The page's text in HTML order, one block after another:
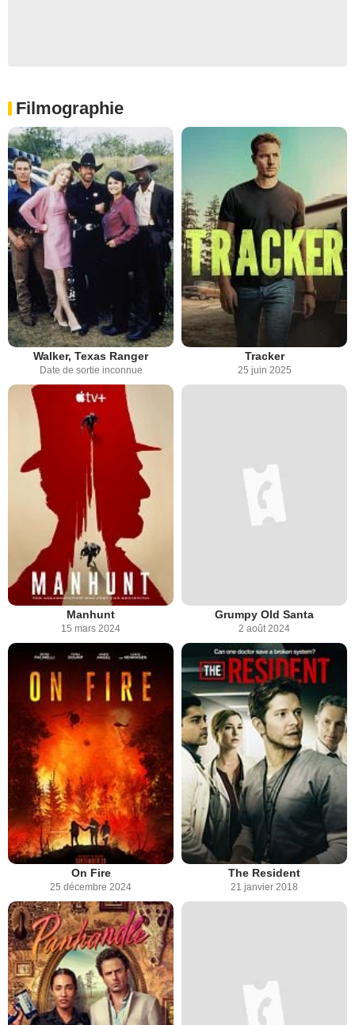
Filmographie
Walker, Texas Ranger
Date de sortie inconnue
Tracker
25 juin 2025
Manhunt
15 mars 2024
Grumpy Old Santa
2 août 2024
On Fire
25 décembre 2024
The Resident
21 janvier 2018